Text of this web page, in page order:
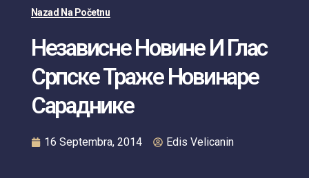
Nazad Na Početnu
Независне Новине И Глас
Српске Траже Новинаре
Сараднике
16 Septembra, 2014 Edis Velicanin